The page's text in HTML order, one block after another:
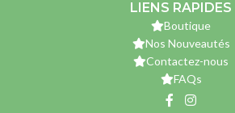
LIENS RAPIDES
Boutique
Nos Nouveautés
Contactez-nous
FAQs